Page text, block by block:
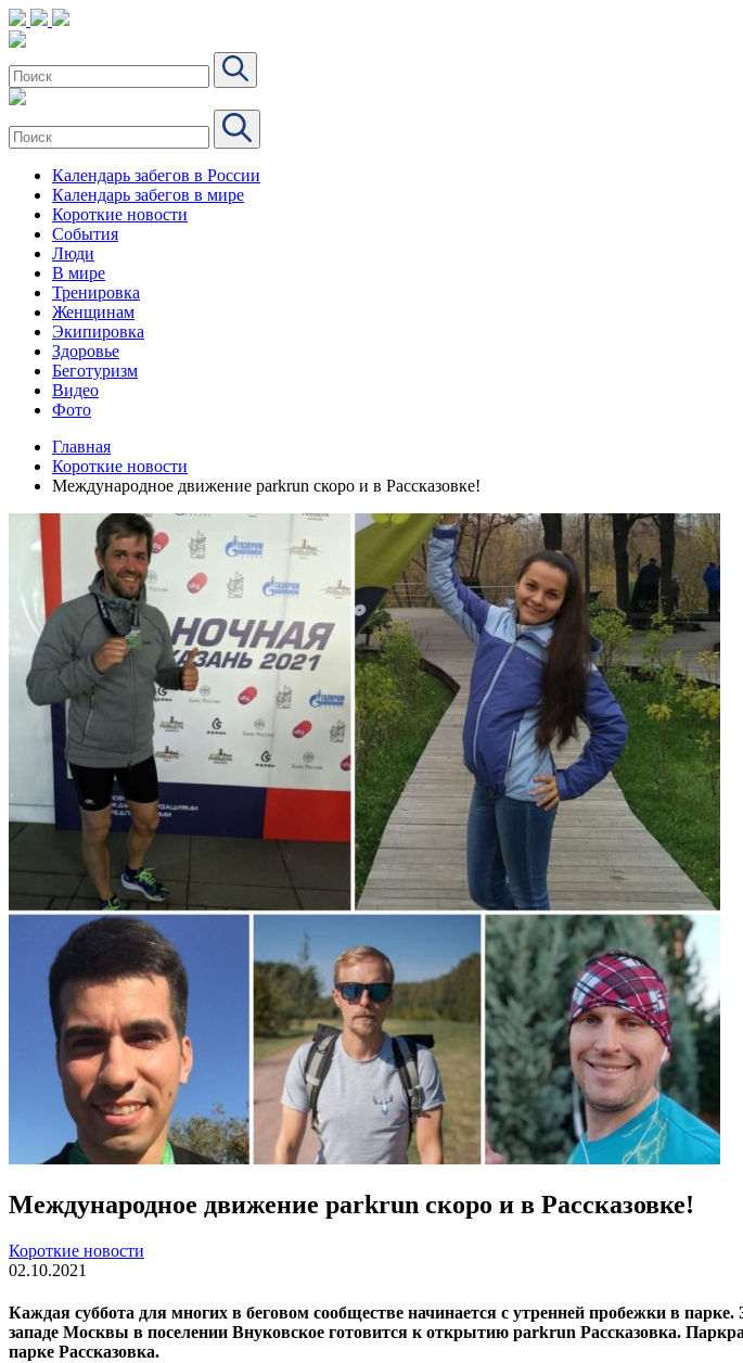
Календарь забегов в России
Календарь забегов в мире
Короткие новости
События
Люди
В мире
Тренировка
Женщинам
Экипировка
Здоровье
Беготуризм
Видео
Фото
Главная
Короткие новости
Международное движение parkrun скоро и в Рассказовке!
Международное движение parkrun скоро и в Рассказовке!
Короткие новости
02.10.2021
Каждая суббота для многих в беговом сообществе начинается с утренней пробежки в
западе Москвы в поселении Внуковское готовится к открытию parkrun Рассказовка.
парке Рассказовка.